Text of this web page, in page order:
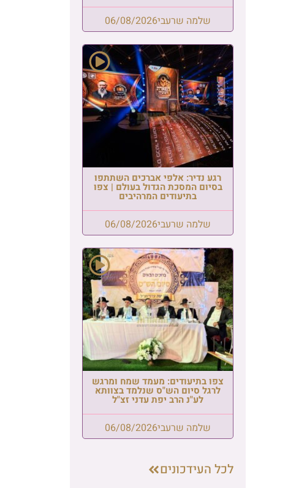
שלמה שרעבי06/08/2026
רגע נדיר: אלפי אברכים השתתפו
בסיום המסכת הגדול בעולם | צפו
בתיעודים המרהיבים
שלמה שרעבי06/08/2026
צפו בתיעודים: מעמד שמח ומרגש
לרגל סיום הש"ס שנלמד בצוותא
לע"נ הרב יפת עדני זצ"ל
שלמה שרעבי06/08/2026
לכל העידכונים